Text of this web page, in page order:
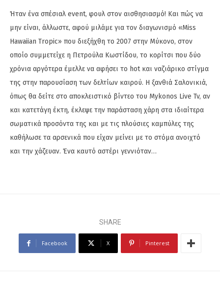
Ήταν ένα σπέσιαλ event, φουλ στον αισθησιασμό! Και πώς να
μην είναι, άλλωστε, αφού μιλάμε για τον διαγωνισμό «Miss
Hawaiian Tropic» που διεξήχθη το 2007 στην Μύκονο, στον
οποίο συμμετείχε η Πετρούλα Κωστίδου, το κορίτσι που δύο
χρόνια αργότερα έμελλε να αφήσει το hot και ναζιάρικο στίγμα
της στην παρουσίαση των δελτίων καιρού. Η ξανθιά Σαλονικιά,
όπως θα δείτε στο αποκλειστικό βίντεο του Mykonos Live Tv, αν
και κατετάγη έκτη, έκλεψε την παράσταση χάρη στα ιδιαίτερα
σωματικά προσόντα της και με τις πλούσιες καμπύλες της
καθήλωσε τα αρσενικά που είχαν μείνει με το στόμα ανοιχτό
και την χάζευαν. Ένα καυτό αστέρι γεννιόταν…
SHARE
Facebook X Pinterest